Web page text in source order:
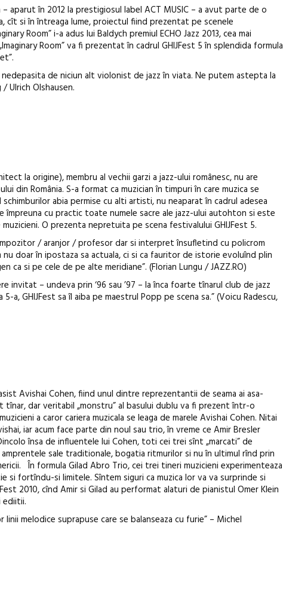
– aparut în 2012 la prestigiosul label ACT MUSIC – a avut parte de o
si în întreaga lume, proiectul fiind prezentat pe scenele
Room” i-a adus lui Baldych premiul ECHO Jazz 2013, cea mai
Room” va fi prezentat în cadrul GHIJFest 5 în splendida formula
de niciun alt violonist de jazz în viata. Ne putem astepta la
Ulrich Olshausen.
la origine), membru al vechii garzi a jazz-ului românesc, nu are
din România. S-a format ca muzician în timpuri în care muzica se
abia permise cu alti artisti, nu neaparat în cadrul adesea
împreuna cu practic toate numele sacre ale jazz-ului autohton si este
O prezenta nepretuita pe scena festivalului GHIJFest 5.
/ aranjor / profesor dar si interpret însufletind cu policrom
doar în ipostaza sa actuala, ci si ca fauritor de istorie evoluînd plin
si pe cele de pe alte meridiane”. (Florian Lungu / JAZZ.RO)
invitat – undeva prin ‘96 sau ’97 – la înca foarte tînarul club de jazz
a, GHIJFest sa îl aiba pe maestrul Popp pe scena sa.” (Voicu Radescu,
Avishai Cohen, fiind unul dintre reprezentantii de seama ai asa-
tînar, dar veritabil „monstru” al basului dublu va fi prezent într-o
a caror cariera muzicala se leaga de marele Avishai Cohen. Nitai
iar acum face parte din noul sau trio, în vreme ce Amir Bresler
însa de influentele lui Cohen, toti cei trei sînt „marcati” de
sale traditionale, bogatia ritmurilor si nu în ultimul rînd prin
În formula Gilad Abro Trio, cei trei tineri muzicieni experimenteaza
fortîndu-si limitele. Sîntem siguri ca muzica lor va va surprinde si
2010, cînd Amir si Gilad au performat alaturi de pianistul Omer Klein
ediitii.
melodice suprapuse care se balanseaza cu furie” – Michel